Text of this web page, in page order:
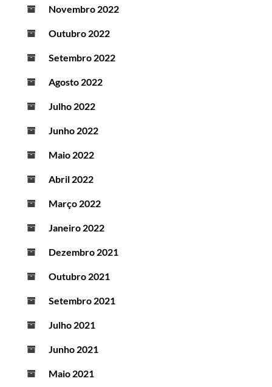
Novembro 2022
Outubro 2022
Setembro 2022
Agosto 2022
Julho 2022
Junho 2022
Maio 2022
Abril 2022
Março 2022
Janeiro 2022
Dezembro 2021
Outubro 2021
Setembro 2021
Julho 2021
Junho 2021
Maio 2021